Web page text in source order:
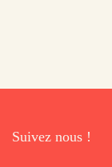
Suivez nous !